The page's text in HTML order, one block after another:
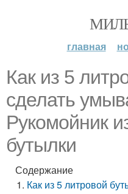
главная
Как из 5
сделать
Рукомойник
бутылки
Содержание
Как из 5 литровой